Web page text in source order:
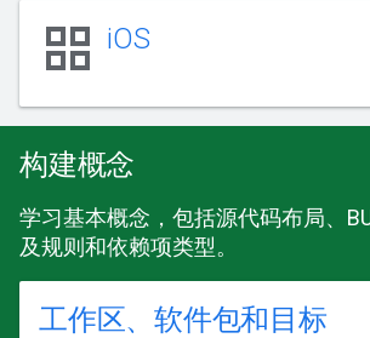
grid_view iOS
构建概念
学习基本概念，包括源代码布局、
及规则和依赖项类型。
工作区、软件包和目标